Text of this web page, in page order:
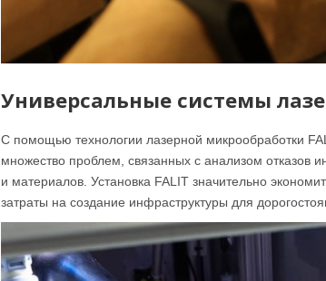
Универсальные системы
С помощью технологии лазерной микрообработки
множество проблем, связанных с анализом отказов
и материалов. Установка FALIT значительно
затраты на создание инфраструктуры для